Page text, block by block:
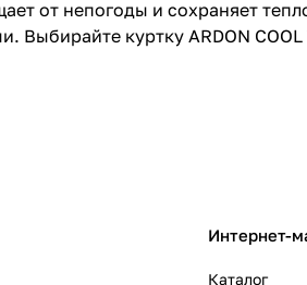
от непогоды и сохраняет
куртку ARDON
Интернет-
Каталог